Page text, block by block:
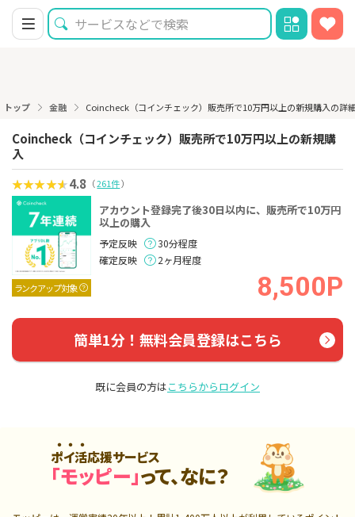
トップ 金融 Coincheck（コインチェック）販売所で10万円以上の新規購入の詳
Coincheck（コインチェック）販売所で10万円以上の新規購
入
4.8 （261件）
ランクアップ対象
アカウント登録完了後30日以内に、販売所で10万円
以上の購入
予定反映
30分程度
確定反映
2ヶ月程度
8,500P
簡単1分！無料会員登録はこちら
既に会員の方はこちらからログイン
ポイ活応援サービス
「モッピー」って、なに？